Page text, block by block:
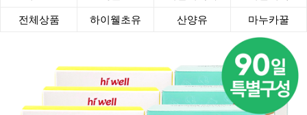
전체상품 하이웰초유 산양유 마누카꿀